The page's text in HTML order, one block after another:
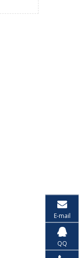
E-mail
QQ